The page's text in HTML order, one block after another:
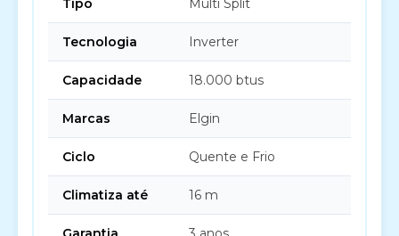
Tipo Multi Split
Tecnologia Inverter
Capacidade 18.000 btus
Marcas Elgin
Ciclo Quente e Frio
Climatiza até 16 m